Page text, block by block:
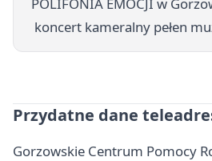
koncert kameralny pełen
Przydatne dane
Gorzowskie Centrum Pomocy